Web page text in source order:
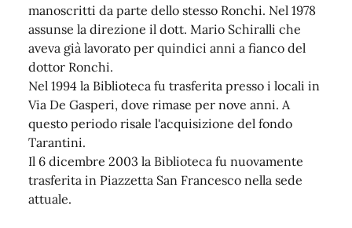
manoscritti da parte dello stesso Ronchi. Nel 1978
assunse la direzione il dott. Mario Schiralli che
aveva già lavorato per quindici anni a fianco del
dottor Ronchi.
Nel 1994 la Biblioteca fu trasferita presso i locali in
Via De Gasperi, dove rimase per nove anni. A
questo periodo risale l'acquisizione del fondo
Tarantini.
Il 6 dicembre 2003 la Biblioteca fu nuovamente
trasferita in Piazzetta San Francesco nella sede
attuale.